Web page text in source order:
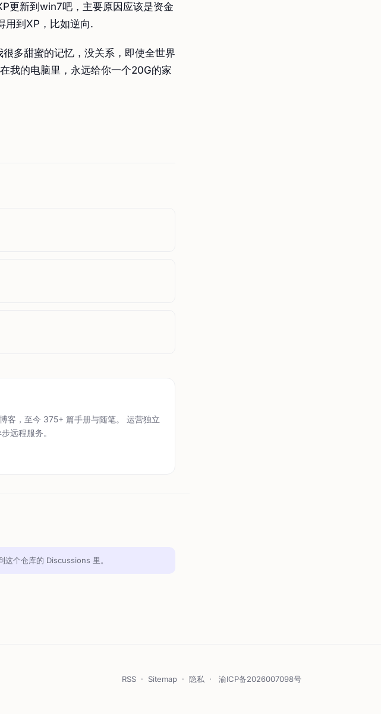
更新到win7吧，主要原因应该是资金
用到XP，比如逆向.
多甜蜜的记忆，没关系，即使全世界
我的电脑里，永远给你一个20G的家
客，至今 375+ 篇手册与随笔。 运营独立
远程服务。
个仓库的 Discussions 里。
RSS · Sitemap · 隐私 · 渝ICP备2026007098号